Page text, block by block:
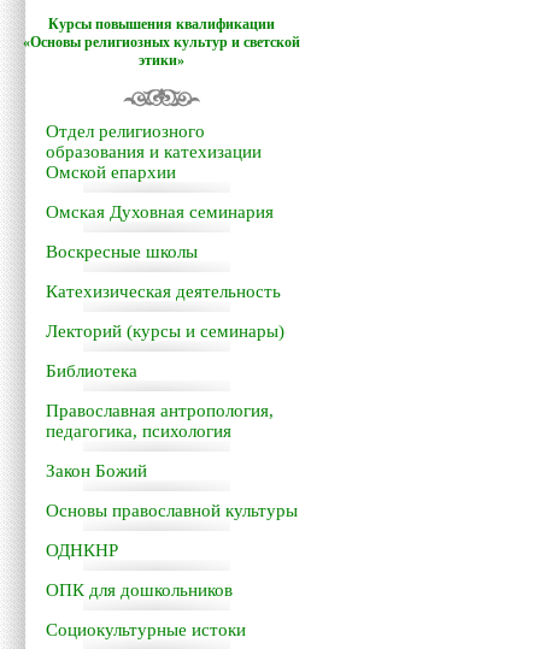
Курсы повышения квалификации
«Основы религиозных культур и светской
этики»
Отдел религиозного
образования и катехизации
Омской епархии
Омская Духовная семинария
Воскресные школы
Катехизическая деятельность
Лекторий (курсы и семинары)
Библиотека
Православная антропология,
педагогика, психология
Закон Божий
Основы православной культуры
ОДНКНР
ОПК для дошкольников
Социокультурные истоки